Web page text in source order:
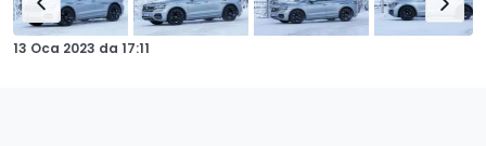
13 Oca 2023 da 17:11